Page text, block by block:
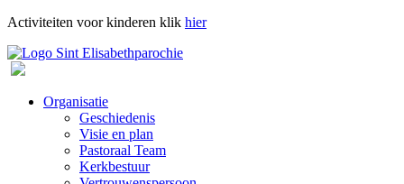
Activiteiten voor kinderen klik hier
Organisatie
Geschiedenis
Visie en plan
Pastoraal Team
Kerkbestuur